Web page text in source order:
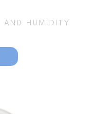
AND HUMIDITY